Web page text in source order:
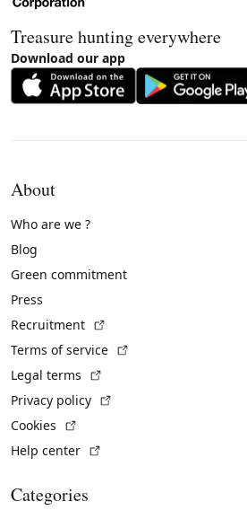
Treasure hunting everywhere
Download our app
About
Who are we ?
Blog
Green commitment
Press
Recruitment
Terms of service
Legal terms
Privacy policy
Cookies
Help center
Categories